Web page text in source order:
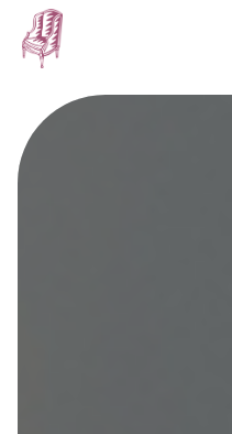
Panneau de gestion des cookies